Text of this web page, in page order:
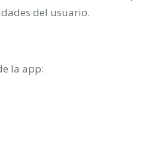
del usuario.
la app: